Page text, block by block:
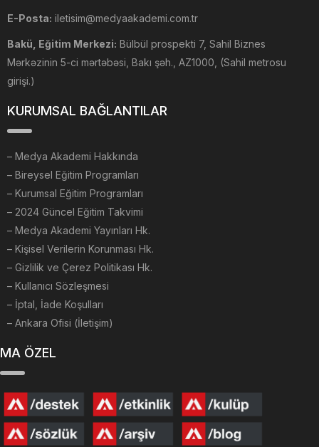
E-Posta: iletisim@medyaakademi.com.tr
Bakü, Eğitim Merkezi: Bülbül prospekti 7, Sahil Biznes
Mərkəzinin 5-ci mərtəbəsi, Bakı şəh., AZ1000, (Sahil metrosu
girişi.)
KURUMSAL BAĞLANTILAR
– Medya Akademi Hakkında
– Bireysel Eğitim Programları
– Kurumsal Eğitim Programları
– 2024 Güncel Eğitim Takvimi
– Medya Akademi Yayınları Hk.
– Kişisel Verilerin Korunması Hk.
– Gizlilik ve Çerez Politikası Hk.
– Kullanıcı Sözleşmesi
– İptal, İade Koşulları
– Ankara Ofisi (İletişim)
MA ÖZEL